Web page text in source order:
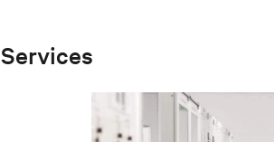
Services